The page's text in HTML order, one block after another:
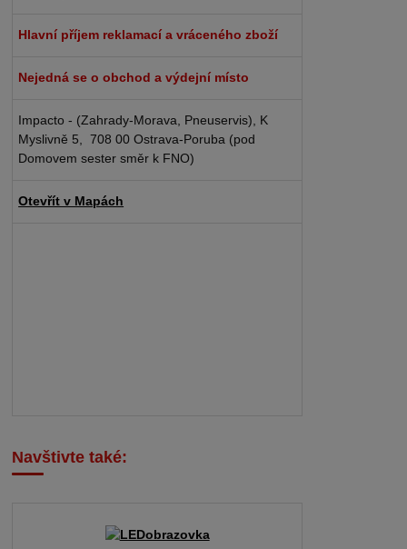
Hlavní příjem reklamací a vráceného zboží
Nejedná se o obchod a výdejní místo
Impacto - (Zahrady-Morava, Pneuservis), K
Myslivně 5, 708 00 Ostrava-Poruba (pod
Domovem sester směr k FNO)
Otevřít v Mapách
Navštivte také: